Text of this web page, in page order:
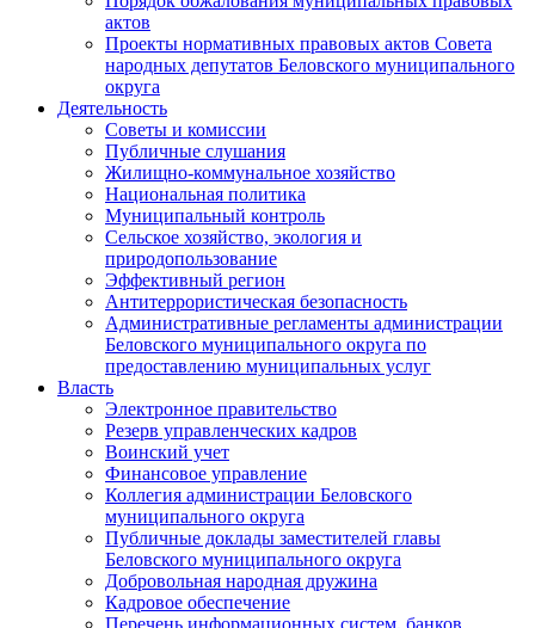
актов
Проекты нормативных правовых актов Совета
народных депутатов Беловского муниципального
округа
Деятельность
Советы и комиссии
Публичные слушания
Жилищно-коммунальное хозяйство
Национальная политика
Муниципальный контроль
Сельское хозяйство, экология и
природопользование
Эффективный регион
Антитеррористическая безопасность
Административные регламенты администрации
Беловского муниципального округа по
предоставлению муниципальных услуг
Власть
Электронное правительство
Резерв управленческих кадров
Воинский учет
Финансовое управление
Коллегия администрации Беловского
муниципального округа
Публичные доклады заместителей главы
Беловского муниципального округа
Добровольная народная дружина
Кадровое обеспечение
Перечень информационных систем, банков